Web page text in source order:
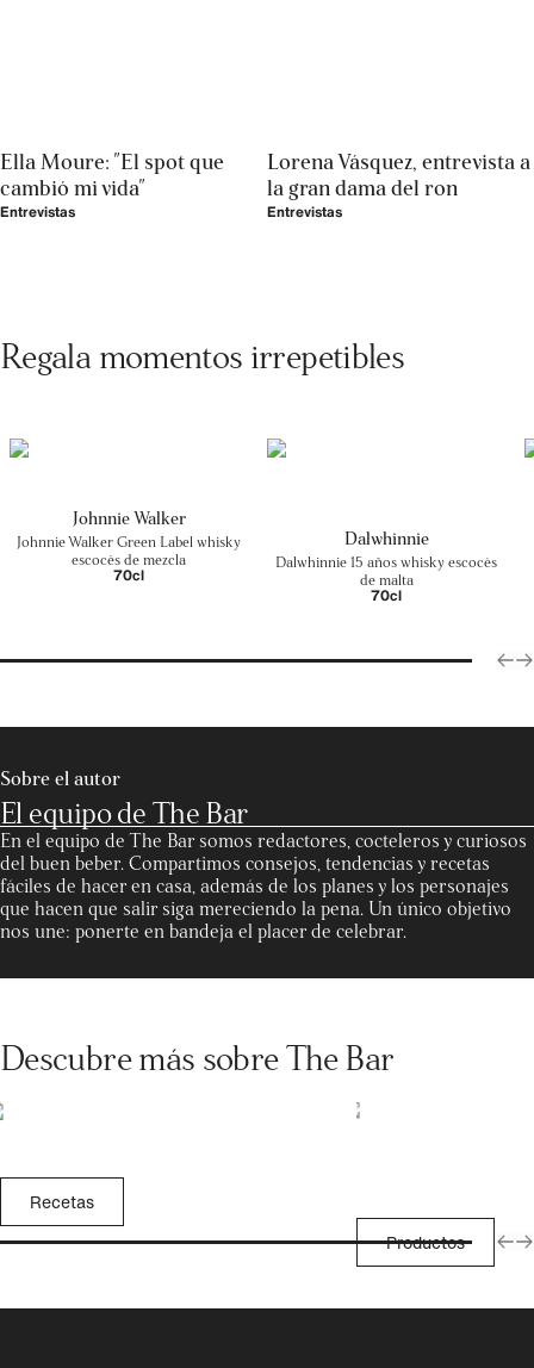
Ella Moure: "El spot que
cambió mi vida"
Entrevistas
Lorena Vásquez, entrevista a
la gran dama del ron
Entrevistas
Regala momentos irrepetibles
Johnnie Walker
Johnnie Walker Green Label whisky
escocés de mezcla
70cl
Dalwhinnie
Dalwhinnie 15 años whisky escocés
de malta
70cl
Sobre el autor
El equipo de The Bar
En el equipo de The Bar somos redactores, cocteleros y curiosos
del buen beber. Compartimos consejos, tendencias y recetas
fáciles de hacer en casa, además de los planes y los personajes
que hacen que salir siga mereciendo la pena. Un único objetivo
nos une: ponerte en bandeja el placer de celebrar.
Descubre más sobre The Bar
Recetas
Productos